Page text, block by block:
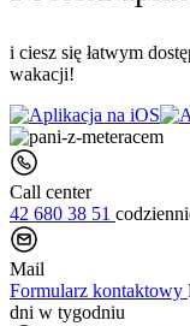
i ciesz się łatwym
wakacji!
Call center
42 680 38 51
Mail
Formularz kontaktowy
dni w tygodniu